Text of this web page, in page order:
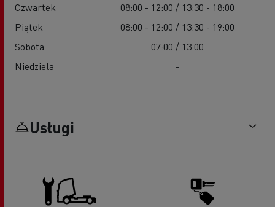
Czwartek
08:00 - 12:00 / 13:30 - 18:00
Piątek
08:00 - 12:00 / 13:30 - 19:00
Sobota
07:00 / 13:00
Niedziela
-
Usługi